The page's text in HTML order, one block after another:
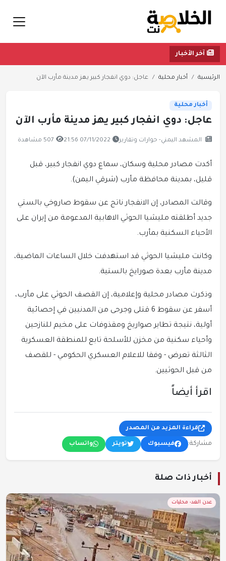
آخر الأخبار
الرئيسية أخبار محلية عاجل: دوي انفجار كبير يهز مدينة مأرب الآن
أخبار محلية
عاجل: دوي انفجار كبير يهز مدينة مأرب الآن
المشهد اليمني- حوارات وتقارير 07/11/2022 21:56 507 مشاهدة
أكدت مصادر محلية وسكان، سماع دوي انفجار كبير، قبل
قليل، بمدينة محافظة مأرب (شرقي اليمن).
وقالت المصادر، إن الانفجار ناتج عن سقوط صاروخي بالستي
جديد أطلقته مليشيا الحوثي الاهابية المدعومة من إيران على
الأحياء السكنية بمأرب.
وكانت مليشيا الحوثي قد استهدفت خلال الساعات الماضية،
مدينة مأرب بعدة صورايخ بالستية.
وذكرت مصادر محلية وإعلامية، إن القصف الحوثي على مأرب،
أسفر عن سقوط 6 قتلى وجرحى من المدنيين في إحصائية
أولية، نتيجة تطاير صواريخ ومقذوفات على مخيم للنازحين
وأحياء سكنية من مخزن للأسلحة تابع للمنطقة العسكرية
الثالثة تعرض - وفقا للاعلام العسكري الحكومي - للقصف
من قبل الحوثيين.
اقرأ أيضاً
قراءة المزيد من المصدر
مشاركة: فيسبوك تويتر واتساب
أخبار ذات صلة
عدن الغد- محليات